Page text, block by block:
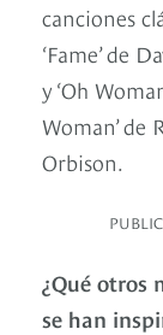
canciones
‘Fame’ de
y ‘Oh
Woman’ de
Orbison.
¿Qué otros
se han